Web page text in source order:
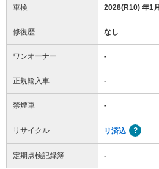
車検 2028(R10) 年1月
修復歴 なし
ワンオーナー -
正規輸入車 -
禁煙車 -
リサイクル リ済込
定期点検記録簿 -